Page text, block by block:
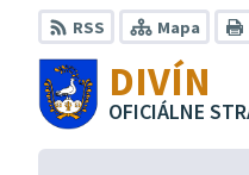
Preskočiť
na
obsah
RSS Mapa
DIVÍN
OFICIÁLNE